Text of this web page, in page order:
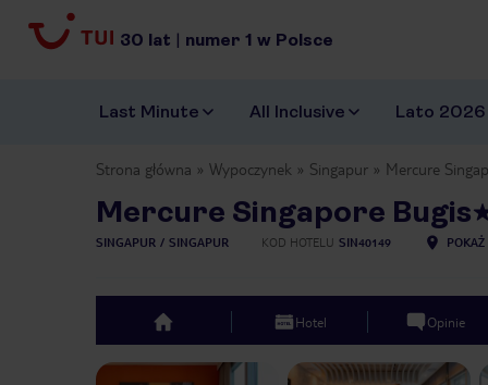
30 lat | numer 1 w Polsce
Last Minute All Inclusive Lato 2026
Strona główna Wypoczynek Singapur Mercure
Mercure Singapore Bugis
SINGAPUR SINGAPUR KOD HOTELU SIN40149
top Hotel Opinie
Previous slide